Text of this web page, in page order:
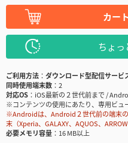
カー
ちょっ
ご利用方法
ダウンロード型配信サービ
同時使用端末数
2
対応OS
iOS最新の２世代前まで /
※コンテンツの使用にあたり、専用ビュ
※Androidは、Android２世代前の端末
末（Xperia、GALAXY、AQUOS、
必要メモリ容量
16 MB以上